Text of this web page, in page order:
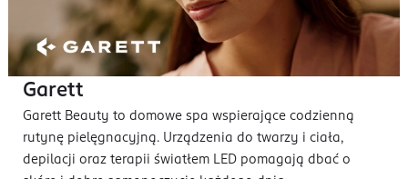
Garett
Garett Beauty to domowe spa wspierające codzienną
rutynę pielęgnacyjną. Urządzenia do twarzy i ciała,
depilacji oraz terapii światłem LED pomagają dbać o